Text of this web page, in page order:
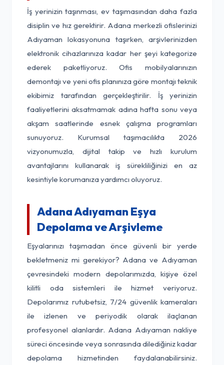
İş yerinizin taşınması, ev taşımasından daha fazla
disiplin ve hız gerektirir. Adana merkezli ofislerinizi
Adıyaman lokasyonuna taşırken, arşivlerinizden
elektronik cihazlarınıza kadar her şeyi kategorize
ederek paketliyoruz. Ofis mobilyalarınızın
demontajı ve yeni ofis planınıza göre montajı teknik
ekibimiz tarafından gerçekleştirilir. İş yerinizin
faaliyetlerini aksatmamak adına hafta sonu veya
akşam saatlerinde esnek çalışma programları
sunuyoruz. Kurumsal taşımacılıkta 2026
vizyonumuzla, dijital takip ve hızlı kurulum
avantajlarını kullanarak iş sürekliliğinizi en az
kesintiyle korumanıza yardımcı oluyoruz.
Adana Adıyaman Eşya
Depolama ve Arşivleme
Eşyalarınızı taşımadan önce güvenli bir yerde
bekletmeniz mi gerekiyor? Adana ve Adıyaman
çevresindeki modern depolarımızda, kişiye özel
kilitli oda sistemleri ile hizmet veriyoruz.
Depolarımız rutubetsiz, 7/24 güvenlik kameraları
ile izlenen ve periyodik olarak ilaçlanan
profesyonel alanlardır. Adana Adıyaman nakliye
süreci öncesinde veya sonrasında dilediğiniz kadar
depolama hizmetinden faydalanabilirsiniz.